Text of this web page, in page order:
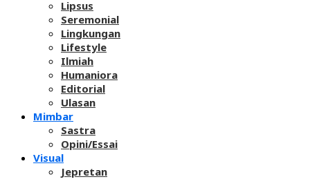
Lipsus
Seremonial
Lingkungan
Lifestyle
Ilmiah
Humaniora
Editorial
Ulasan
Mimbar
Sastra
Opini/Essai
Visual
Jepretan